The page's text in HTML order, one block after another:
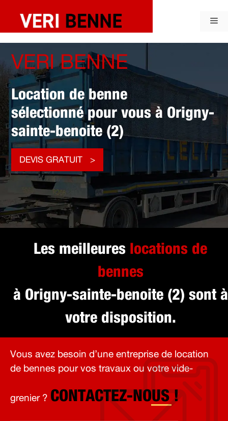
contenu
VERI BENNE
Location de benne
sélectionné pour vous à Origny-
sainte-benoite (2)
DEVIS GRATUIT
Les meilleures locations de
bennes
à Origny-sainte-benoite (2) sont à
votre disposition.
Vous avez besoin d’une entreprise de location
de bennes pour vos travaux ou votre vide-
grenier ? CONTACTEZ-NOUS !